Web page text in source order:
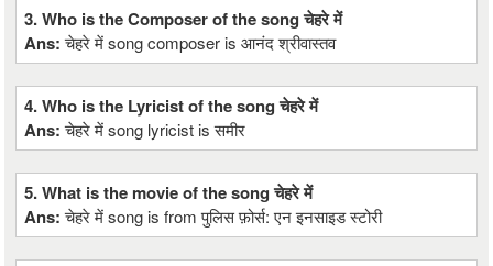
3. Who is the Composer of the song चेहरे में
Ans:चेहरे में song composer is आनंद श्रीवास्तव
4. Who is the Lyricist of the song चेहरे में
Ans:चेहरे में song lyricist is समीर
5. What is the movie of the song चेहरे में
Ans:चेहरे में song is from पुलिस फ़ोर्स: एन इनसाइड स्टोरी